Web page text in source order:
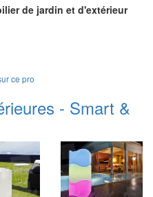
de jardin et d'extérieur
ce pro
- Smart &